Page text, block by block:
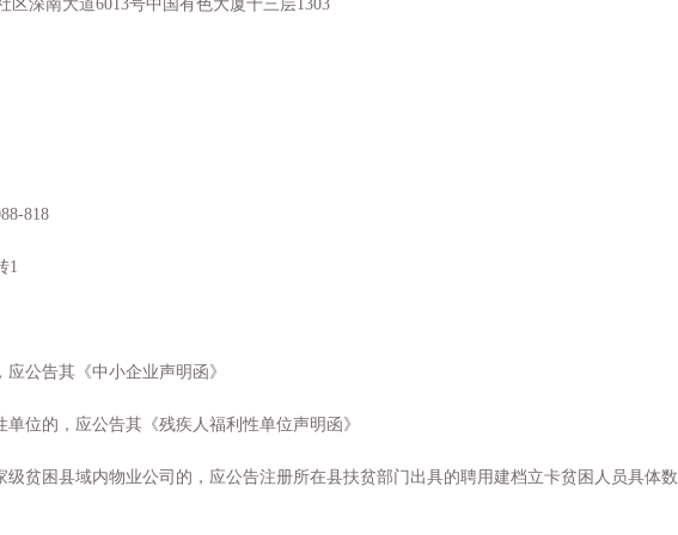
区深南大道6013号中国有色大厦十三层1303
818
1
公告其《中小企业声明函》
位的，应公告其《残疾人福利性单位声明函》
贫困县域内物业公司的，应公告注册所在县扶贫部门出具的聘用建档立卡贫困人员具体